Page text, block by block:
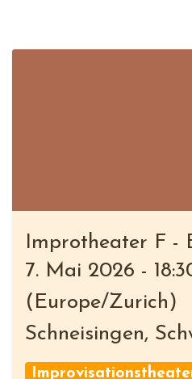
Improtheater F -
7. Mai 2026 -
( Europe/Zurich )
Schneisingen,